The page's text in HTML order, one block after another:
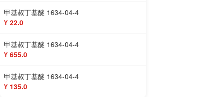
甲基叔丁基醚 1634-04-4
¥ 22.0
甲基叔丁基醚 1634-04-4
¥ 655.0
甲基叔丁基醚 1634-04-4
¥ 135.0